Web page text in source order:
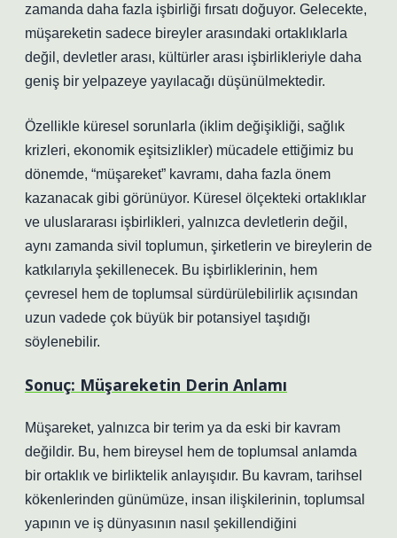
zamanda daha fazla işbirliği fırsatı doğuyor. Gelecekte,
müşareketin sadece bireyler arasındaki ortaklıklarla
değil, devletler arası, kültürler arası işbirlikleriyle daha
geniş bir yelpazeye yayılacağı düşünülmektedir.
Özellikle küresel sorunlarla (iklim değişikliği, sağlık
krizleri, ekonomik eşitsizlikler) mücadele ettiğimiz bu
dönemde, “müşareket” kavramı, daha fazla önem
kazanacak gibi görünüyor. Küresel ölçekteki ortaklıklar
ve uluslararası işbirlikleri, yalnızca devletlerin değil,
aynı zamanda sivil toplumun, şirketlerin ve bireylerin de
katkılarıyla şekillenecek. Bu işbirliklerinin, hem
çevresel hem de toplumsal sürdürülebilirlik açısından
uzun vadede çok büyük bir potansiyel taşıdığı
söylenebilir.
Sonuç: Müşareketin Derin Anlamı
Müşareket, yalnızca bir terim ya da eski bir kavram
değildir. Bu, hem bireysel hem de toplumsal anlamda
bir ortaklık ve birliktelik anlayışıdır. Bu kavram, tarihsel
kökenlerinden günümüze, insan ilişkilerinin, toplumsal
yapının ve iş dünyasının nasıl şekillendiğini